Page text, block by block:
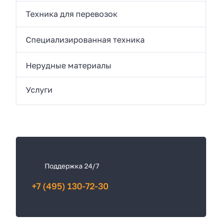
Нерудные материалы
Специализированная техника
Техника для перевозок
Услуги
К
з
Поддержка 24/7
+7 (495) 130-72-30